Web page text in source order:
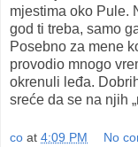
mjestima oko Pule.
god ti treba, samo
Posebno za mene
provodio mnogo
okrenuli leđa.
sreće da se na njih
co at 4:09 PM No